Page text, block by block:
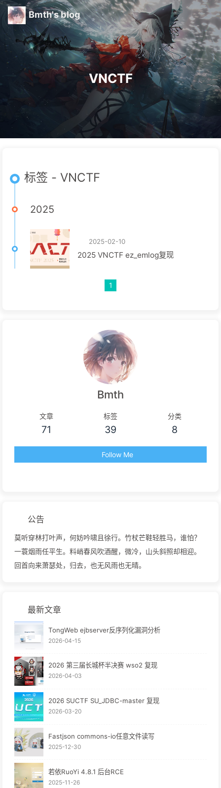
Bmth's blog
VNCTF
标签 - VNCTF
2025
2025-02-10
2025 VNCTF ez_emlog复现
1
Bmth
文章
71
标签
39
分类
8
Follow Me
公告
莫听穿林打叶声，何妨吟啸且徐行。竹杖芒鞋轻胜马，谁怕？
一蓑烟雨任平生。料峭春风吹酒醒，微冷，山头斜照却相迎。
回首向来萧瑟处，归去，也无风雨也无晴。
最新文章
TongWeb ejbserver反序列化漏洞分析
2026-04-15
2026 第三届长城杯半决赛 wso2 复现
2026-04-03
2026 SUCTF SU_JDBC-master 复现
2026-03-20
Fastjson commons-io任意文件读写
2025-12-30
若依RuoYi 4.8.1 后台RCE
2025-11-26